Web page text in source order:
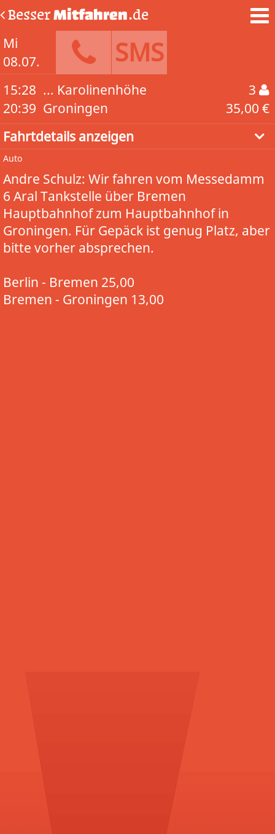
BesserMitfahren.de
Mi
08.07.
SMS
15:28
20:39
... Karolinenhöhe
Groningen
3
35,00 €
Fahrtdetails anzeigen
Auto
Andre Schulz: Wir fahren vom Messedamm
6 Aral Tankstelle über Bremen
Hauptbahnhof zum Hauptbahnhof in
Groningen. Für Gepäck ist genug Platz, aber
bitte vorher absprechen.
Berlin - Bremen 25,00
Bremen - Groningen 13,00